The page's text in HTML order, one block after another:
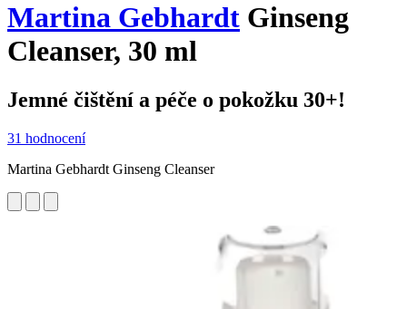
Martina Gebhardt Ginseng
Cleanser, 30 ml
Jemné čištění a péče o pokožku 30+!
31 hodnocení
Martina Gebhardt Ginseng Cleanser